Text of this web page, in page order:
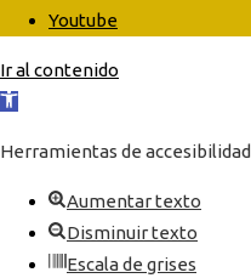
Youtube
Ir al contenido
Abrir
de
herramientas
Herramientas de accesibilidad
Aumentar texto
Disminuir texto
Escala de grises